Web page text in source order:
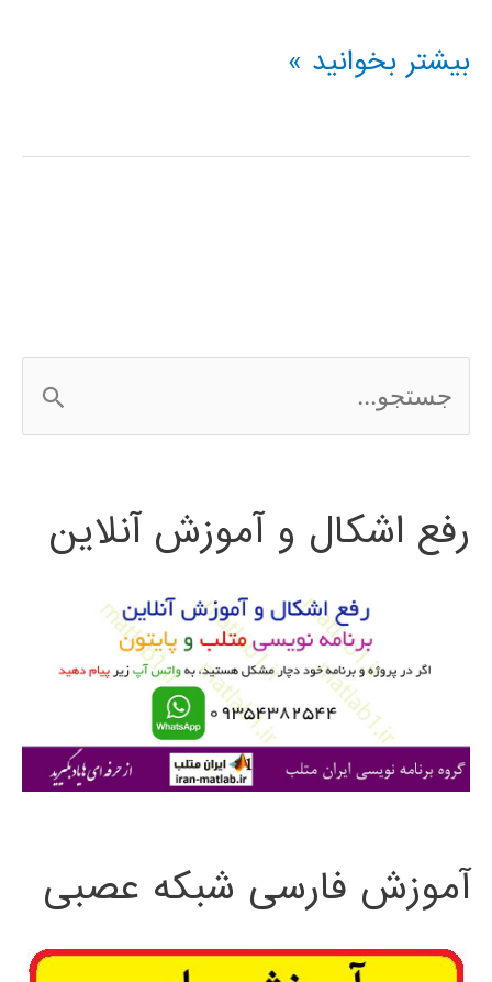
حل
PDE
بیشتر بخوانید »
س
ج
ی
رفع اشکال و آموزش آنلاین
آموزش فارسی شبکه عصبی